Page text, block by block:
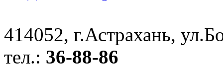
414052, г.Астрахань,
тел.: 36-88-86